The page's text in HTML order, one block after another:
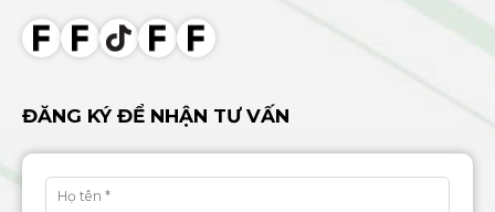
tượng xi măng TPHCM
cung cấp tượng xi măng
chất lượng giá tốt
ĐĂNG KÝ ĐỂ NHẬN TƯ VẤN